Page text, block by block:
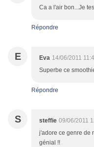
Ca a l'air bon...Je
Répondre
E Eva 14/06/2011
Superbe ce
Répondre
S steffie 09/06/2011
j'adore ce genre de
génial !!